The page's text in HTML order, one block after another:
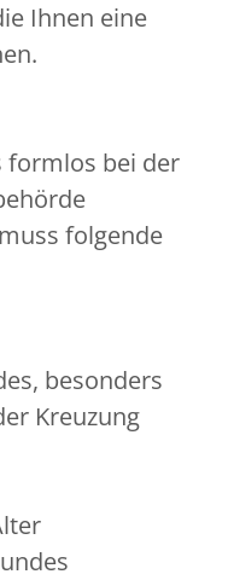
Ihnen eine
formlos bei der
folgende
besonders
Kreuzung